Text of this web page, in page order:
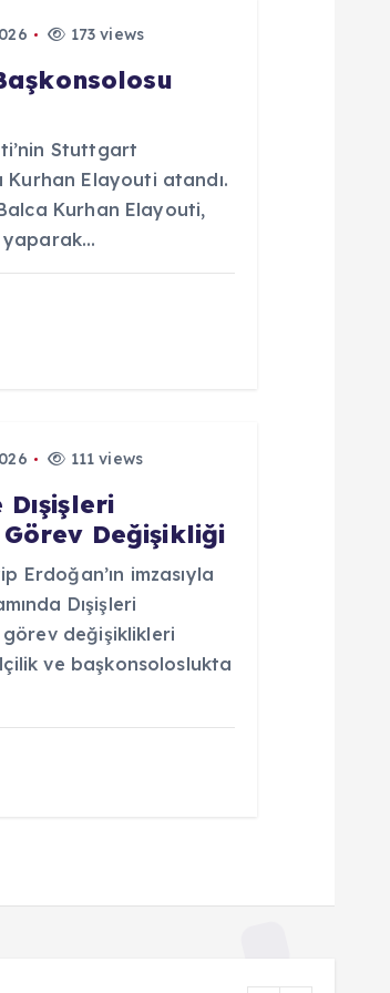
173 views
Stuttgart
Elayouti atandı.
Kurhan Elayouti,
yaparak…
111 views
Görev Değişikliği
Erdoğan’ın imzasıyla
Dışişleri
görev değişiklikleri
ve başkonsoloslukta